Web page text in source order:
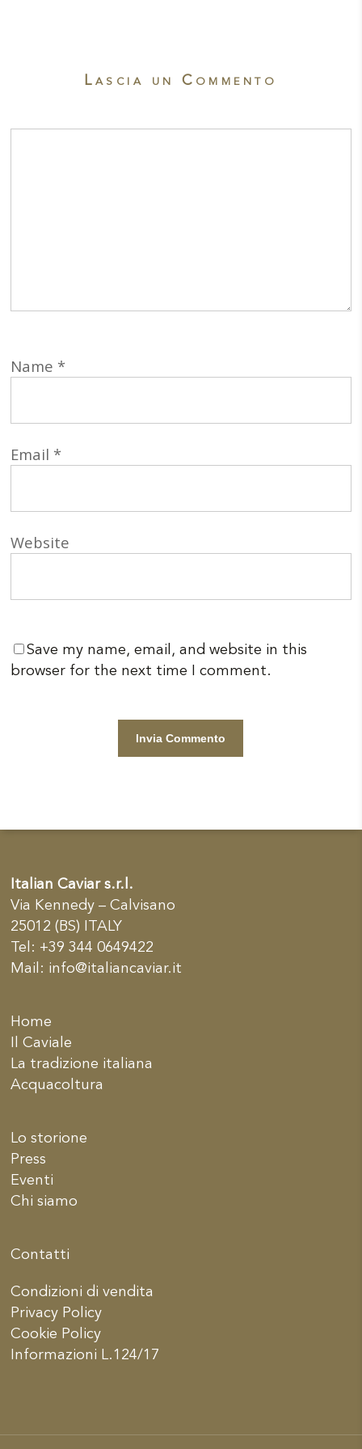
Lascia un Commento
Name *
Email *
Website
Save my name, email, and website in this
browser for the next time I comment.
Italian Caviar s.r.l.
Via Kennedy – Calvisano
25012 (BS) ITALY
Tel: +39 344 0649422
Mail: info@italiancaviar.it
Home
Il Caviale
La tradizione italiana
Acquacoltura
Lo storione
Press
Eventi
Chi siamo
Contatti
Condizioni di vendita
Privacy Policy
Cookie Policy
Informazioni L.124/17